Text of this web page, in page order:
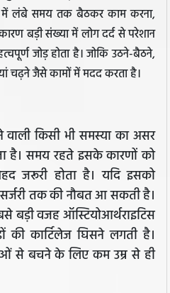
लंबे समय तक बैठकर काम करना,
बड़ी संख्या में लोग दर्द से परेशान
जोड़ होता है। जोकि उठने-बैठने,
चढ़ने जैसे कामों में मदद करता है।
किसी भी समस्या का असर
है। समय रहते इसके कारणों को
जरूरी होता है। यदि इसको
तक की नौबत आ सकती है।
बड़ी वजह ऑस्टियोआर्थराइटिस
कार्टिलेज घिसने लगती है।
से बचने के लिए कम उम्र से ही